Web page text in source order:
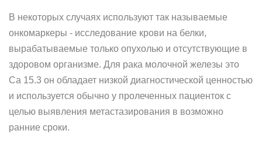
В некоторых случаях используют так называемые
онкомаркеры - исследование крови на белки,
вырабатываемые только опухолью и отсутствующие в
здоровом организме. Для рака молочной железы это
Са 15.3 он обладает низкой диагностической ценностью
и используется обычно у пролеченных пациенток с
целью выявления метастазирования в возможно
ранние сроки.